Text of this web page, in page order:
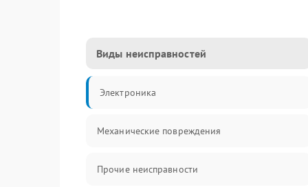
Виды неисправностей
Электроника
Механические повреждения
Прочие неисправности